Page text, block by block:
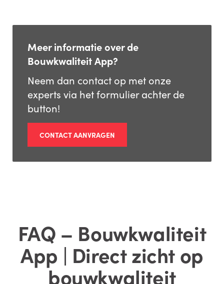
Meer informatie over de
Bouwkwaliteit App?
Neem dan contact op met onze
experts via het formulier achter de
button!
CONTACT AANVRAGEN
FAQ – Bouwkwaliteit
App | Direct zicht op
bouwkwaliteit